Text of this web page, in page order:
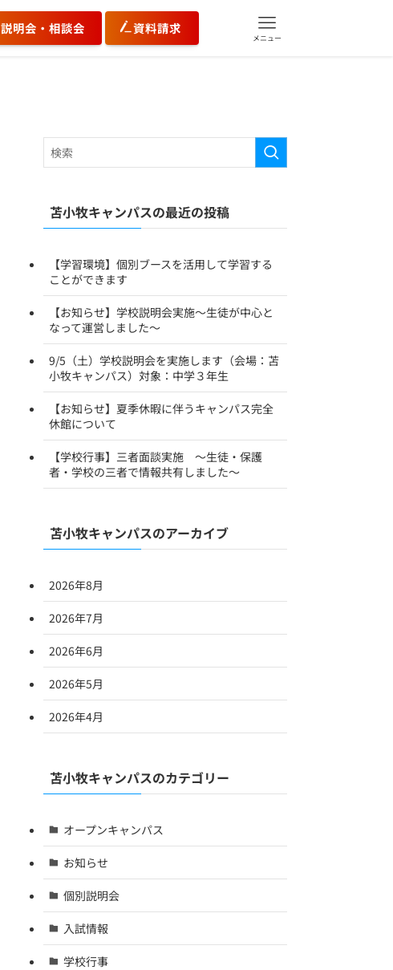
説明会・相談会 資料請求
メニュー
苫小牧キャンパスの最近の投稿
【学習環境】個別ブースを活用して学習する
ことができます
【お知らせ】学校説明会実施～生徒が中心と
なって運営しました～
9/5（土）学校説明会を実施します（会場：苫
小牧キャンパス）対象：中学３年生
【お知らせ】夏季休暇に伴うキャンパス完全
休館について
【学校行事】三者面談実施 ～生徒・保護
者・学校の三者で情報共有しました～
苫小牧キャンパスのアーカイブ
2026年8月
2026年7月
2026年6月
2026年5月
2026年4月
苫小牧キャンパスのカテゴリー
オープンキャンパス
お知らせ
個別説明会
入試情報
学校行事